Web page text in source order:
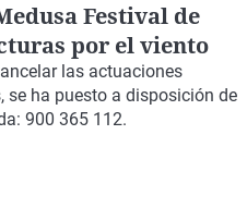
Festival de
por el viento
las actuaciones
se ha puesto a disposición de
900 365 112.